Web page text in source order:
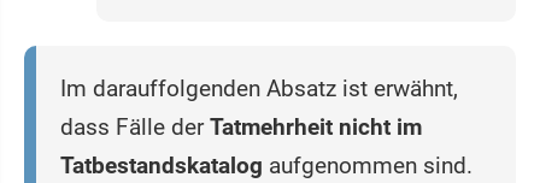
Im darauffolgenden Absatz ist erwähnt,
dass Fälle derTatmehrheit nicht im
Tatbestandskatalog aufgenommen sind.